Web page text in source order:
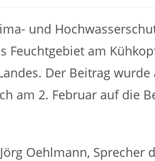
und
Feuchtgebiet am
Der Beitrag wurde
am 2. Februar auf die
Oehlmann, Sprecher